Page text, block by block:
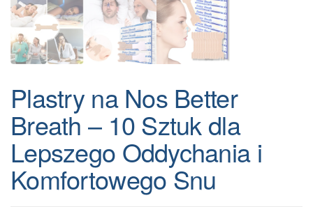
Plastry na Nos Better
Breath – 10 Sztuk dla
Lepszego Oddychania i
Komfortowego Snu